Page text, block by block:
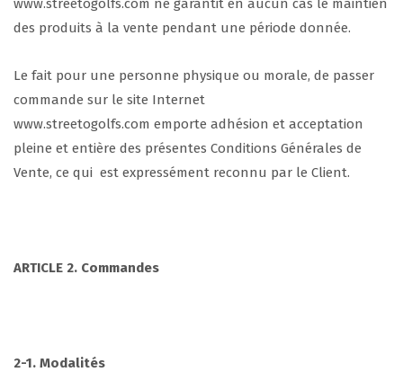
www.streetogolfs.com ne garantit en aucun cas le maintien
des produits à la vente pendant une période donnée.
Le fait pour une personne physique ou morale, de passer
commande sur le site Internet
www.streetogolfs.com emporte adhésion et acceptation
pleine et entière des présentes Conditions Générales de
Vente, ce qui est expressément reconnu par le Client.
ARTICLE 2. Commandes
2-1. Modalités